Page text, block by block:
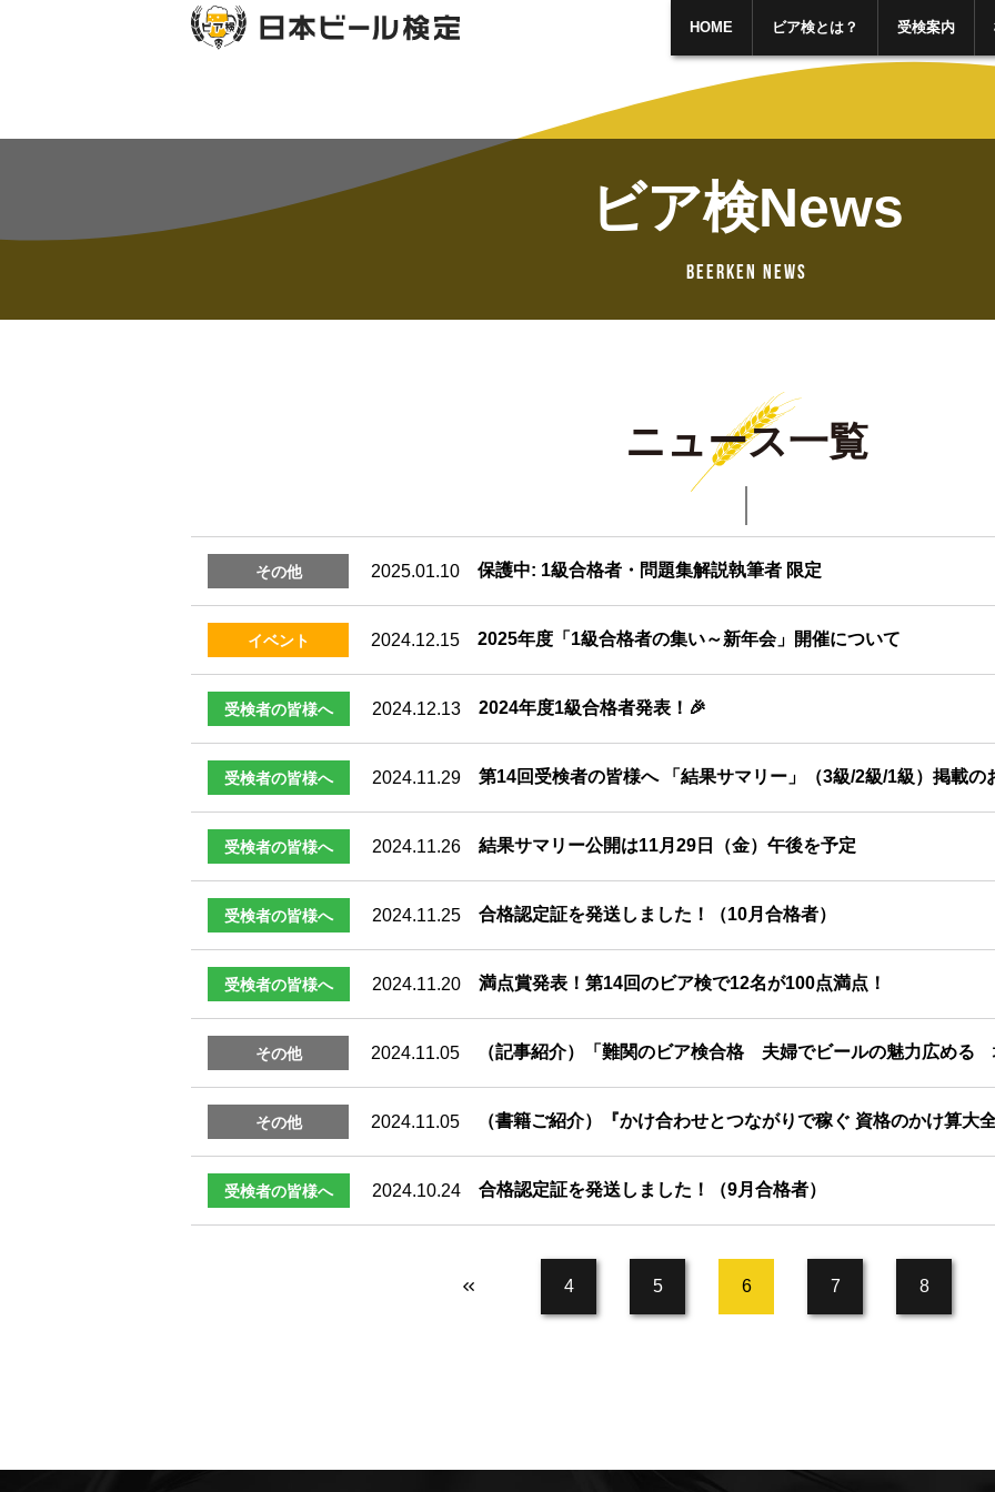
HOME ビア検とは？ 受検案内
ビア検News
BEERKEN NEWS
ニュース一覧
その他 2025.01.10 保護中: 1級合格者・問題集解説執筆者 限定
イベント 2024.12.15 2025年度「1級合格者の集い～新年会」開催について
受検者の皆様へ 2024.12.13 2024年度1級合格者発表！🎉
受検者の皆様へ 2024.11.29 第14回受検者の皆様へ 「結果サマリー」（3級/2級/1級）掲載の
受検者の皆様へ 2024.11.26 結果サマリー公開は11月29日（金）午後を予定
受検者の皆様へ 2024.11.25 合格認定証を発送しました！（10月合格者）
受検者の皆様へ 2024.11.20 満点賞発表！第14回のビア検で12名が100点満点！
その他 2024.11.05
その他 2024.11.05 （書籍ご紹介）『かけ合わせとつながりで稼ぐ 資格のかけ算大
受検者の皆様へ 2024.10.24 合格認定証を発送しました！（9月合格者）
4 5 6 7 8